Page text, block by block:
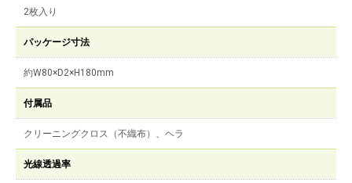
2枚入り
パッケージ寸法
約W80×D2×H180mm
付属品
クリーニングクロス（不織布）、ヘラ
光線透過率